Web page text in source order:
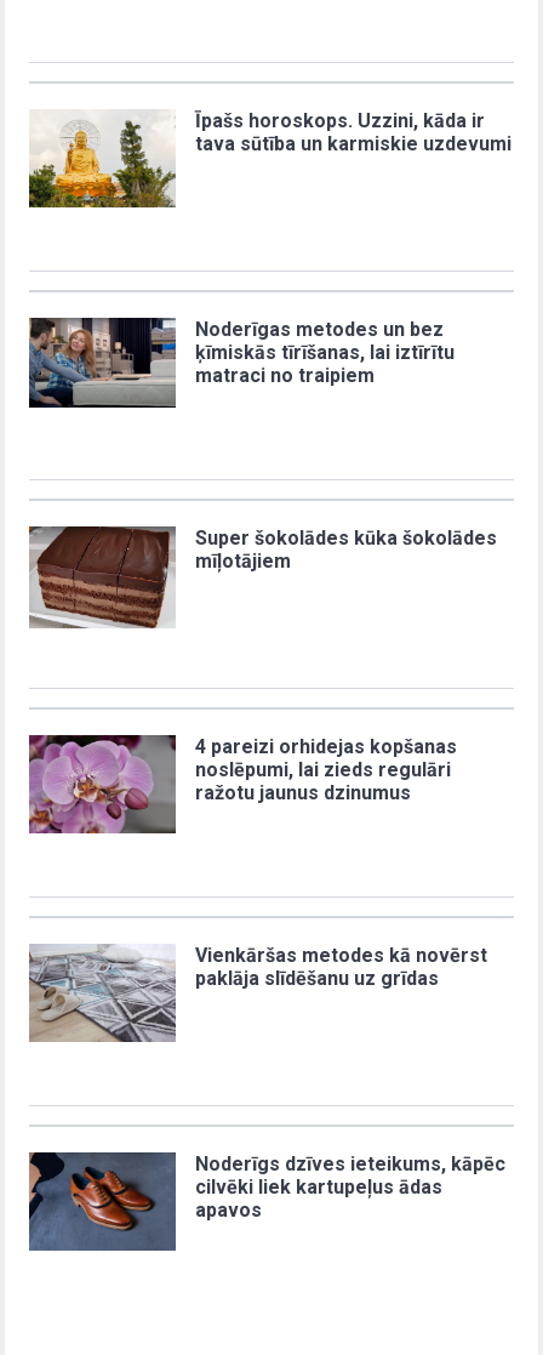
Īpašs horoskops. Uzzini, kāda ir
tava sūtība un karmiskie uzdevumi
Noderīgas metodes un bez
ķīmiskās tīrīšanas, lai iztīrītu
matraci no traipiem
Super šokolādes kūka šokolādes
mīļotājiem
4 pareizi orhidejas kopšanas
noslēpumi, lai zieds regulāri
ražotu jaunus dzinumus
Vienkāršas metodes kā novērst
paklāja slīdēšanu uz grīdas
Noderīgs dzīves ieteikums, kāpēc
cilvēki liek kartupeļus ādas
apavos